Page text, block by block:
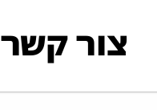
צור קשר